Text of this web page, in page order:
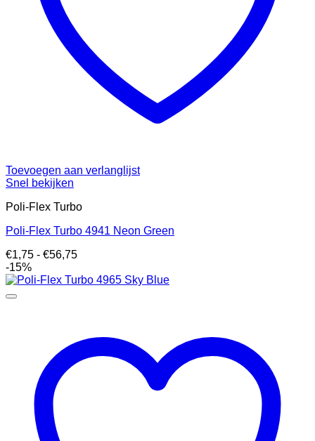
Toevoegen aan verlanglijst
Snel bekijken
Poli-Flex Turbo
Poli-Flex Turbo 4941 Neon Green
€1,75 - €56,75Prijsklasse:
tot
-15%